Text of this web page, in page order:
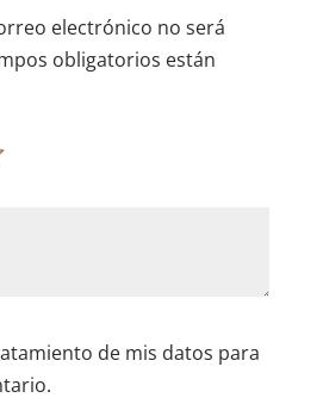
electrónico no será
obligatorios están
de mis datos para